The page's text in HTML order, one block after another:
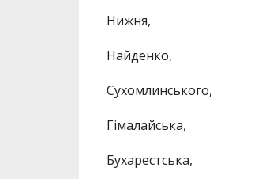
Нижня,
Найденко,
Сухомлинського,
Гімалайська,
Бухарестська,